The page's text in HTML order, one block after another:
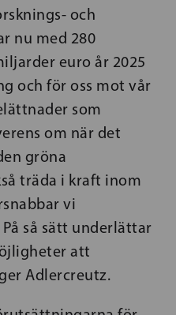
och
nu med 280
euro år 2025
och för oss mot vår
som
om när det
gröna
träda i kraft inom
vi
så sätt underlättar
att
Adlercreutz.